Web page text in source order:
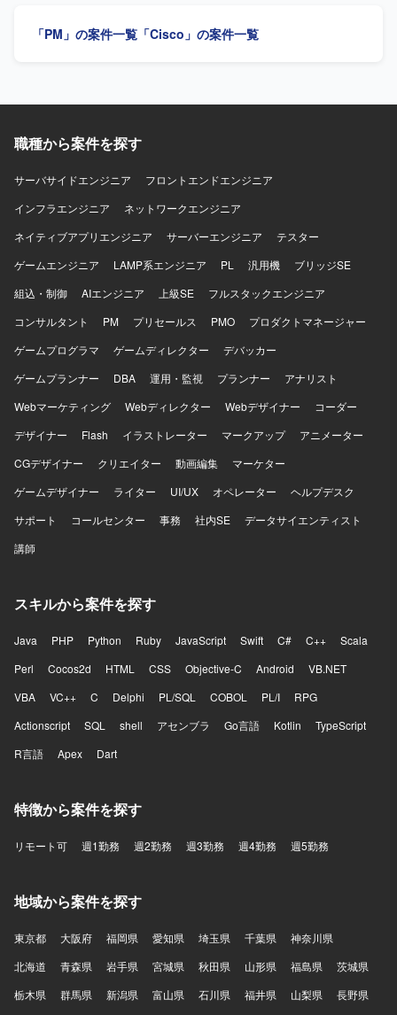
ができます。 【開発環境】 ネットワーク製品： Cisco
計〜詳細設計〜構築〜検証・テスト
にコミュニケーションを取りながら業務を推進できる方を
ンに触れながら提案スキルを高めていただけます。営業と
す。 【開発環境】 WAN、LAN、WLAN、SASE、SD-WAN
います。
「PM」の案件一覧 「Cisco」の案件一覧
職種から案件を探す
サーバサイドエンジニア
フロントエンドエンジニア
インフラエンジニア
ネットワークエンジニア
ネイティブアプリエンジニア
サーバーエンジニア
テスター
ゲームエンジニア
LAMP系エンジニア PL 汎用機
ブリッジSE
組込・制御
AIエンジニア 上級SE
フルスタックエンジニア
コンサルタント
PM プリセールス PMO
プロダクトマネージャー
ゲームプログラマ
ゲームディレクター
デバッカー
ゲームプランナー
DBA 運用・監視 プランナー
アナリスト
Webマーケティング
Webディレクター Webデザイナー
コーダー
デザイナー
Flash イラストレーター マークアップ
アニメーター
CGデザイナー
クリエイター 動画編集
マーケター
ゲームデザイナー
ライター UI/UX オペレーター
ヘルプデスク
サポート
コールセンター 事務 社内SE
データサイエンティスト
講師
スキルから案件を探す
Java PHP Python Ruby JavaScript Swift C# C++
Scala
Perl
Cocos2d HTML CSS Objective-C Android
VB.NET
VBA
VC++ C Delphi PL/SQL COBOL PL/I
RPG
Actionscript
SQL shell アセンブラ Go言語 Kotlin
TypeScript
R言語
Apex Dart
特徴から案件を探す
リモート可 週1勤務 週2勤務 週3勤務 週4勤務 週5勤務
地域から案件を探す
東京都 大阪府 福岡県 愛知県 埼玉県 千葉県
神奈川県
北海道
青森県 岩手県 宮城県 秋田県 山形県 福島県
茨城県
栃木県
群馬県 新潟県 富山県 石川県 福井県 山梨県 長野県